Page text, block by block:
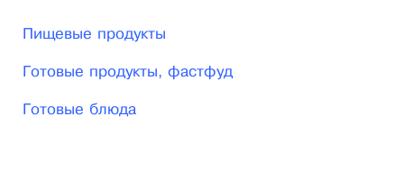
Пищевые продукты
Готовые продукты, фастфуд
Готовые блюда